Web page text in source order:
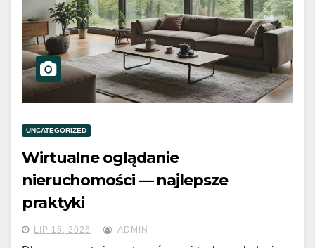
UNCATEGORIZED
Wirtualne oglądanie
nieruchomości — najlepsze
praktyki
LIP 15, 2026 ADMIN